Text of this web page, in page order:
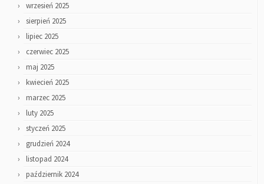
wrzesień 2025
sierpień 2025
lipiec 2025
czerwiec 2025
maj 2025
kwiecień 2025
marzec 2025
luty 2025
styczeń 2025
grudzień 2024
listopad 2024
październik 2024